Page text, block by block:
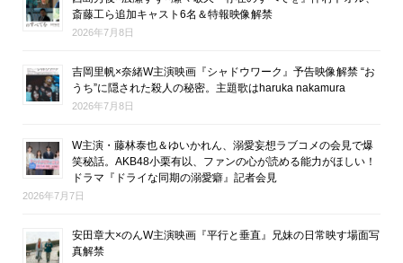
斎藤工ら追加キャスト6名＆特報映像解禁
2026年7月8日
吉岡里帆×奈緒W主演映画『シャドウワーク』予告映像解禁 “お
うち”に隠された殺人の秘密。主題歌はharuka nakamura
2026年7月8日
W主演・藤林泰也＆ゆいかれん、溺愛妄想ラブコメの会見で爆
笑秘話。AKB48小栗有以、ファンの心が読める能力がほしい！
ドラマ『ドライな同期の溺愛癖』記者会見
2026年7月7日
安田章大×のんW主演映画『平行と垂直』兄妹の日常映す場面写
真解禁